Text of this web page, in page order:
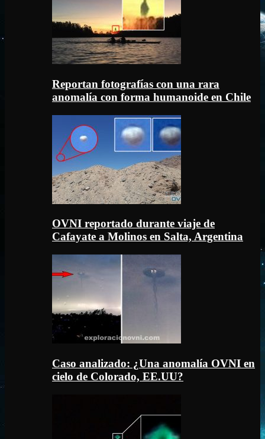
Reportan fotografías con una rara
anomalía con forma humanoide en Chile
OVNI reportado durante viaje de
Cafayate a Molinos en Salta, Argentina
Caso analizado: ¿Una anomalía OVNI en
cielo de Colorado, EE.UU?